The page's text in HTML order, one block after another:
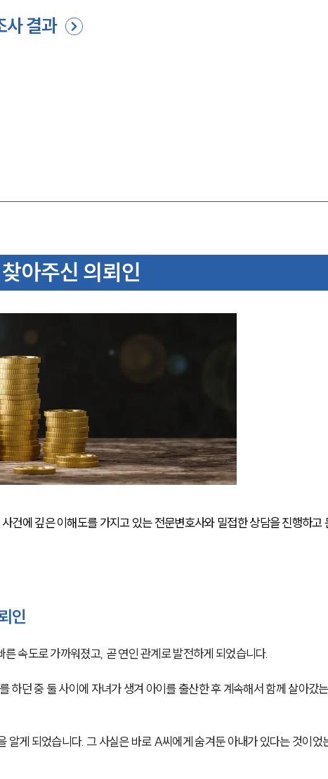
사 결과
아주신 의뢰인
건에 깊은 이해도를 가지고 있는 전문변호사와 밀접한 상담을 진행하고
인
속도로 가까워졌고, 곧 연인 관계로 발전하게 되었습니다.
하던 중 둘 사이에 자녀가 생겨 아이를 출산한 후 계속해서 함께 살아갔
알게 되었습니다. 그 사실은 바로 A씨에게 숨겨둔 아내가 있다는 것이었